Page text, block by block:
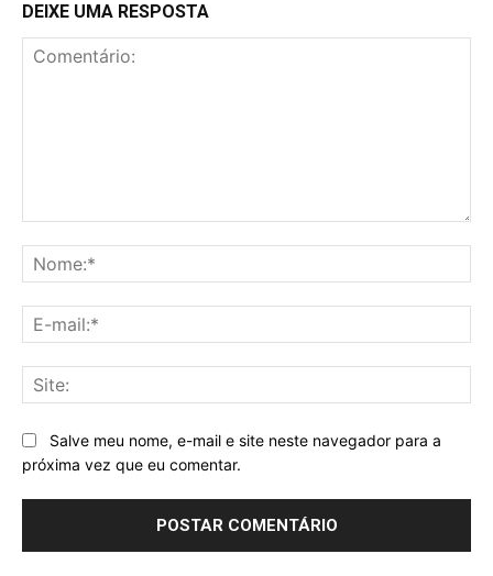
DEIXE UMA RESPOSTA
Salve meu nome, e-mail e site neste navegador para a
próxima vez que eu comentar.